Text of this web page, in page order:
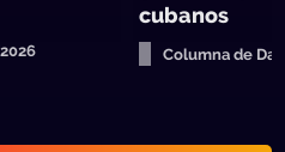
cubanos
Columna de